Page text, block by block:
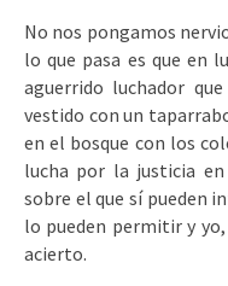
No nos pongamos
lo que pasa es que en
aguerrido luchador
vestido con un
en el bosque con los
lucha por la justicia
sobre el que sí pueden
lo pueden permitir y
acierto.